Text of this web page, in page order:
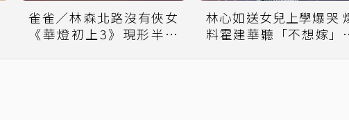
雀雀／林森北路沒有俠女
《華燈初上3》現形半個
林心如送女兒上學爆哭 爆
料霍建華聽「不想嫁」